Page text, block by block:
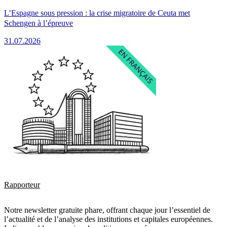
L’Espagne sous pression : la crise migratoire de Ceuta met
Schengen à l’épreuve
31.07.2026
Rapporteur
Notre newsletter gratuite phare, offrant chaque jour l’essentiel de
l’actualité et de l’analyse des institutions et capitales européennes.